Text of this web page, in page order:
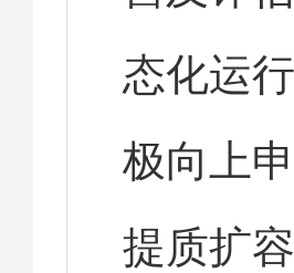
态化运
极向上
提质扩